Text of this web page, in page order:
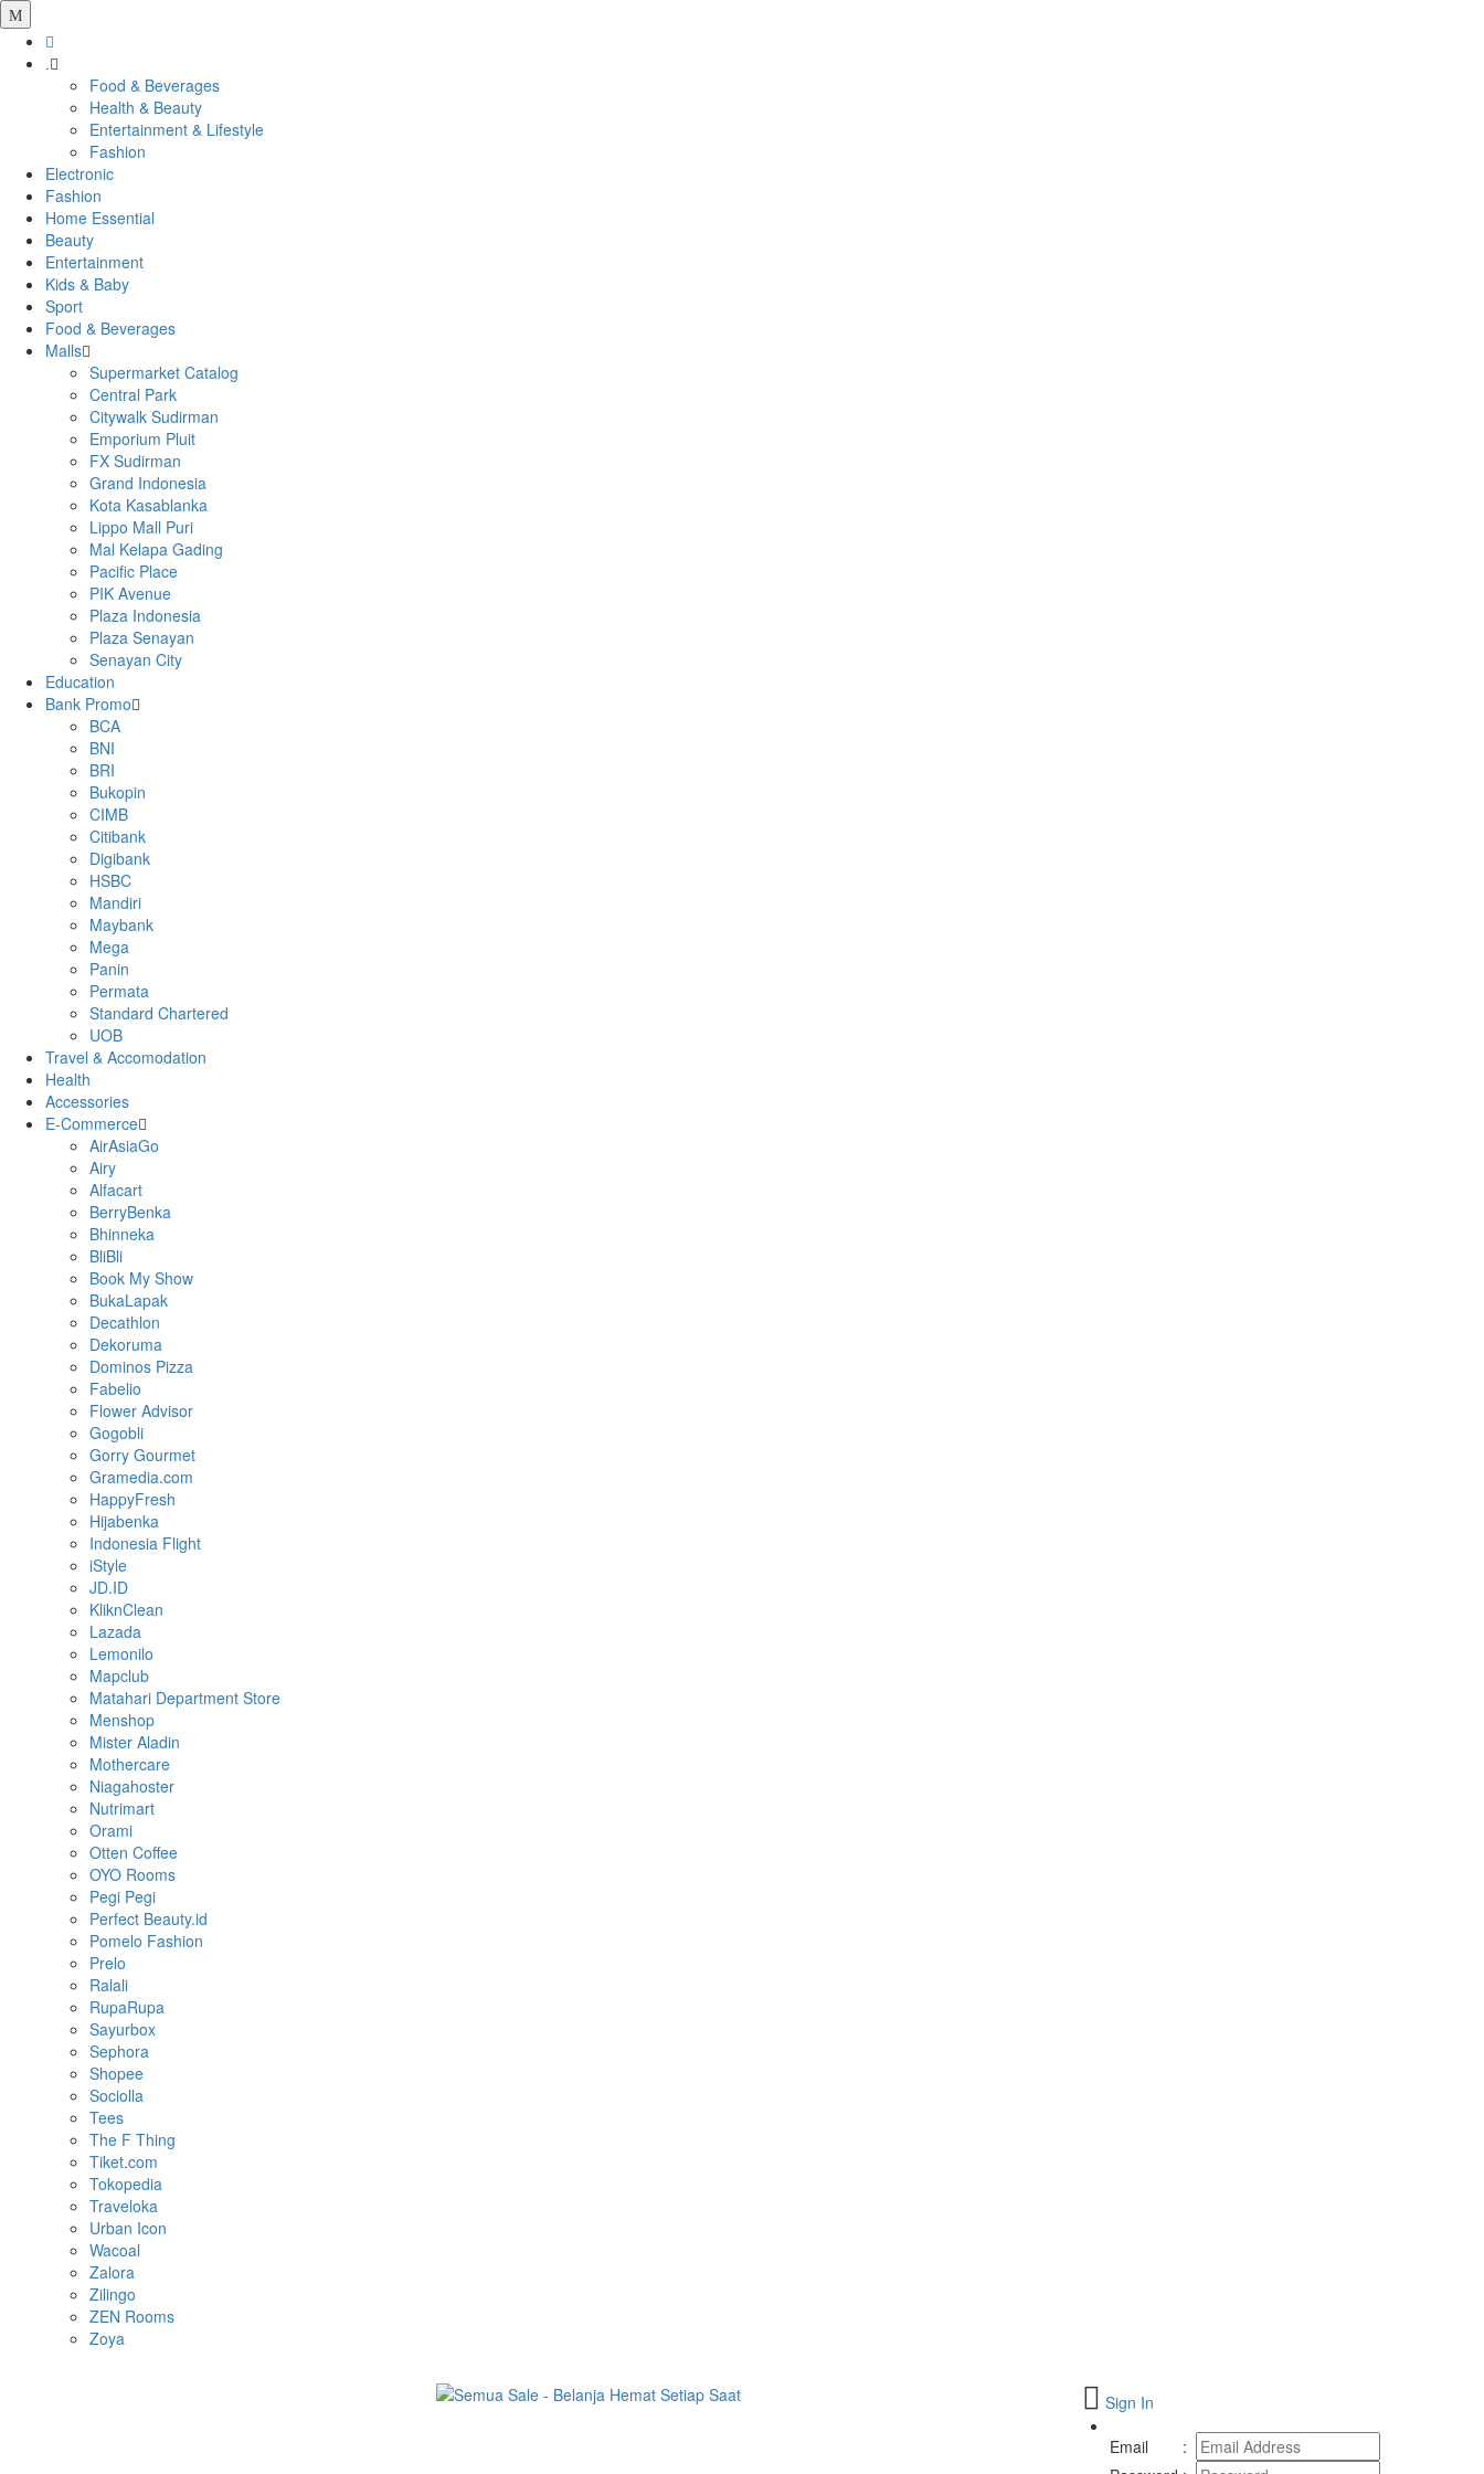
.
Food & Beverages
Health & Beauty
Entertainment & Lifestyle
Fashion
Electronic
Fashion
Home Essential
Beauty
Entertainment
Kids & Baby
Sport
Food & Beverages
Malls
Supermarket Catalog
Central Park
Citywalk Sudirman
Emporium Pluit
FX Sudirman
Grand Indonesia
Kota Kasablanka
Lippo Mall Puri
Mal Kelapa Gading
Pacific Place
PIK Avenue
Plaza Indonesia
Plaza Senayan
Senayan City
Education
Bank Promo
BCA
BNI
BRI
Bukopin
CIMB
Citibank
Digibank
HSBC
Mandiri
Maybank
Mega
Panin
Permata
Standard Chartered
UOB
Travel & Accomodation
Health
Accessories
E-Commerce
AirAsiaGo
Airy
Alfacart
BerryBenka
Bhinneka
BliBli
Book My Show
BukaLapak
Decathlon
Dekoruma
Dominos Pizza
Fabelio
Flower Advisor
Gogobli
Gorry Gourmet
Gramedia.com
HappyFresh
Hijabenka
Indonesia Flight
iStyle
JD.ID
KliknClean
Lazada
Lemonilo
Mapclub
Matahari Department Store
Menshop
Mister Aladin
Mothercare
Niagahoster
Nutrimart
Orami
Otten Coffee
OYO Rooms
Pegi Pegi
Perfect Beauty.id
Pomelo Fashion
Prelo
Ralali
RupaRupa
Sayurbox
Sephora
Shopee
Sociolla
Tees
The F Thing
Tiket.com
Tokopedia
Traveloka
Urban Icon
Wacoal
Zalora
Zilingo
ZEN Rooms
Zoya
Sign In
Email
: